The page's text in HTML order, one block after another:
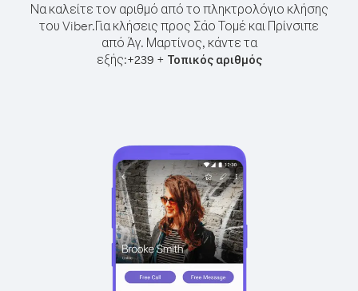
Να καλείτε τον αριθμό από το πληκτρολόγιο κλήσης
του Viber.Για κλήσεις προς Σάο Τομέ και Πρίνσιπε
από Άγ. Μαρτίνος, κάντε τα
εξής:+239 + Τοπικός αριθμός